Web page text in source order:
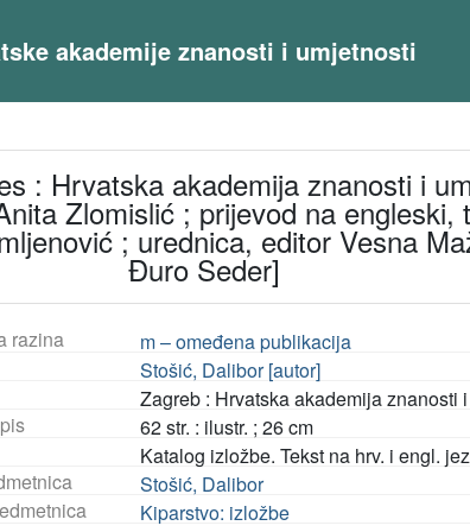
akademije znanosti i umjetnosti
: Hrvatska akademija znanosti i
Zlomislić ; prijevod na
; urednica, editor Vesna
Đuro Seder]
razina
m – omeđena publikacija
Stošić, Dalibor [autor]
Zagreb : Hrvatska akademija znanosti
62 str. : ilustr. ; 26 cm
Katalog izložbe. Tekst na hrv. i engl.
Stošić, Dalibor
Kiparstvo: izložbe